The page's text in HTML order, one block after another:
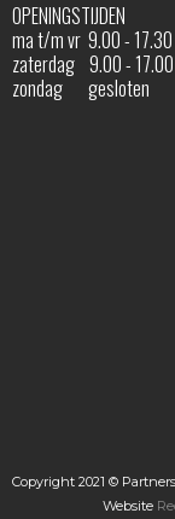
OPENINGSTIJDEN
ma t/m vr 9.00 -
zaterdag 9.00 -
zondag gesloten
Copyright 2021 ©
Website